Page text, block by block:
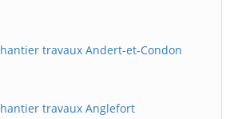
travaux Andert-et-Condon
travaux Anglefort